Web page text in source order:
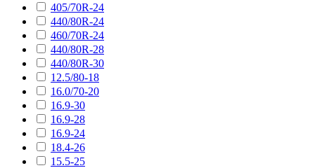
405/70R-24
440/80R-24
460/70R-24
440/80R-28
440/80R-30
12.5/80-18
16.0/70-20
16.9-30
16.9-28
16.9-24
18.4-26
15.5-25